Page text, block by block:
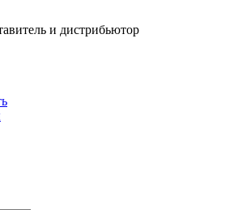
и дистрибьютор